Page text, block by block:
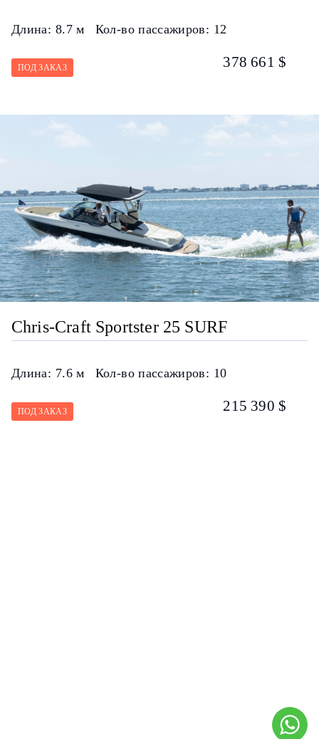
Длина: 8.7 м Кол-во пассажиров: 12
ПОД ЗАКАЗ 378 661 $
Chris-Craft Sportster 25 SURF
Длина: 7.6 м Кол-во пассажиров: 10
ПОД ЗАКАЗ 215 390 $